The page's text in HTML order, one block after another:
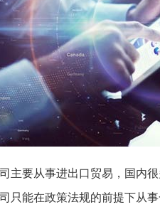
主要从事进出口贸易，国内
只能在政策法规的前提下从